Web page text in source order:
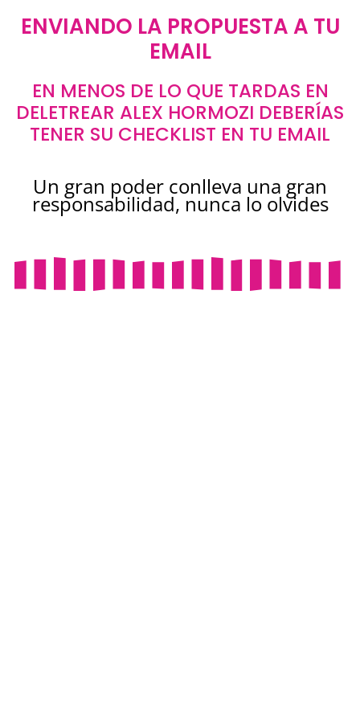
ENVIANDO LA PROPUESTA A TU
EMAIL
EN MENOS DE LO QUE TARDAS EN
DELETREAR ALEX HORMOZI DEBERÍAS
TENER SU CHECKLIST EN TU EMAIL
Un gran poder conlleva una gran
responsabilidad, nunca lo olvides